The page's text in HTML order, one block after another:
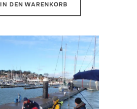
IN DEN WARENKORB